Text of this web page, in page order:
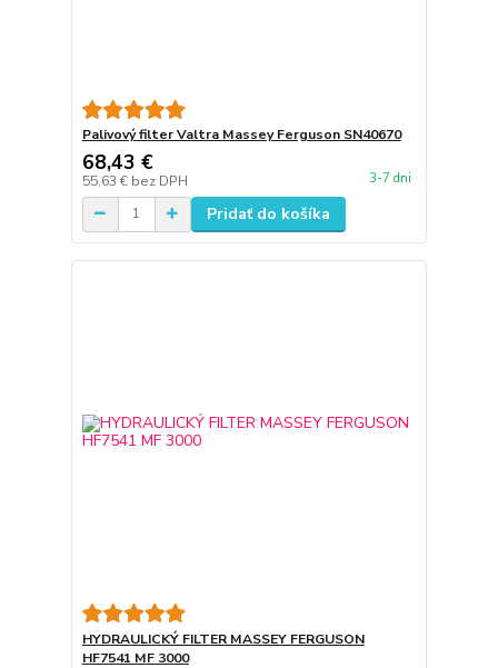
Palivový filter Valtra Massey Ferguson SN40670
68,43 €
55,63 € bez DPH 3-7 dni
Pridať do košíka
HYDRAULICKÝ FILTER MASSEY FERGUSON
HF7541 MF 3000